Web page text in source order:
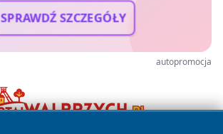
SPRAWDŹ SZCZEGÓŁY
autopromocja